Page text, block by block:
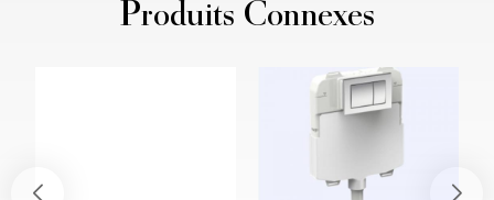
Produits Connexes